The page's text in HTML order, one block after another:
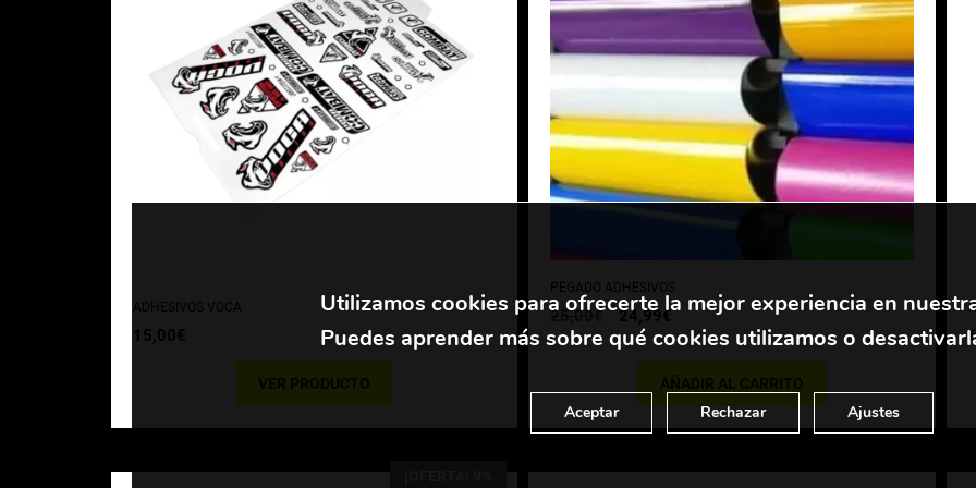
ADHESIVOS VOCA
15,00 €
PEGADO ADHESIVOS
25,00 €
El
precio
original
25,00€.
24,99€El
precio
24,99€.
Utilizamos cookies para ofrecerte la mejor experiencia en
Puedes aprender más sobre qué cookies utilizamos o
Aceptar Rechazar Ajustes